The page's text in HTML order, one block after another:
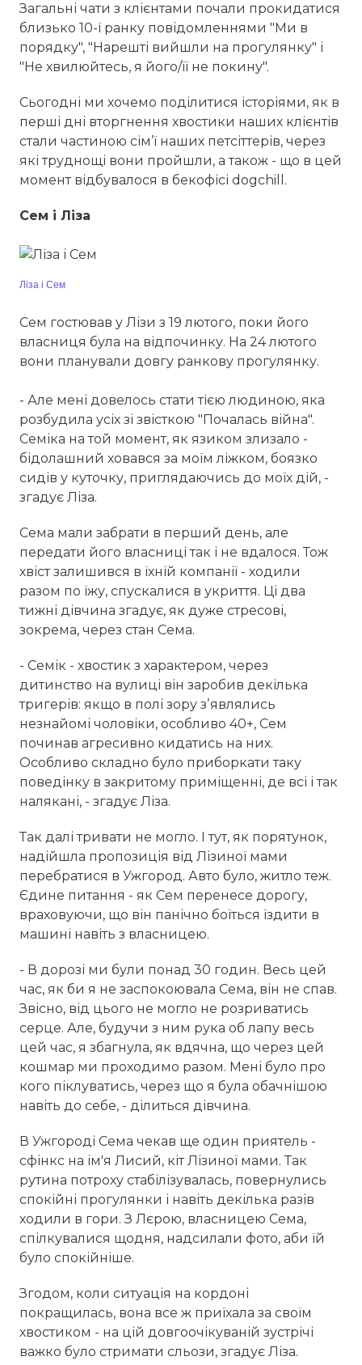
Загальні чати з клієнтами почали прокидатися
близько 10-ї ранку повідомленнями "Ми в
порядку", "Нарешті вийшли на прогулянку" і
"Не хвилюйтесь, я його/її не покину".
Сьогодні ми хочемо поділитися історіями, як в
перші дні вторгнення хвостики наших клієнтів
стали частиною сім’ї наших петсіттерів, через
які труднощі вони пройшли, а також - що в цей
момент відбувалося в бекофісі dogchill.
Сем і Ліза
Ліза і Сем
Сем гостював у Лізи з 19 лютого, поки його
власниця була на відпочинку. На 24 лютого
вони планували довгу ранкову прогулянку.
- Але мені довелось стати тією людиною, яка
розбудила усіх зі звісткою "Почалась війна".
Семіка на той момент, як язиком злизало -
бідолашний ховався за моїм ліжком, боязко
сидів у куточку, приглядаючись до моїх дій, -
згадує Ліза.
Сема мали забрати в перший день, але
передати його власниці так і не вдалося. Тож
хвіст залишився в їхній компанії - ходили
разом по їжу, спускалися в укриття. Ці два
тижні дівчина згадує, як дуже стресові,
зокрема, через стан Сема.
- Семік - хвостик з характером, через
дитинство на вулиці він заробив декілька
тригерів: якщо в полі зору зʼявлялись
незнайомі чоловіки, особливо 40+, Сем
починав агресивно кидатись на них.
Особливо складно було приборкати таку
поведінку в закритому приміщенні, де всі і так
налякані, - згадує Ліза.
Так далі тривати не могло. І тут, як порятунок,
надійшла пропозиція від Лізиної мами
перебратися в Ужгород. Авто було, житло теж.
Єдине питання - як Сем перенесе дорогу,
враховуючи, що він панічно боїться їздити в
машині навіть з власницею.
- В дорозі ми були понад 30 годин. Весь цей
час, як би я не заспокоювала Сема, він не спав.
Звісно, від цього не могло не розриватись
серце. Але, будучи з ним рука об лапу весь
цей час, я збагнула, як вдячна, що через цей
кошмар ми проходимо разом. Мені було про
кого піклуватись, через що я була обачнішою
навіть до себе, - ділиться дівчина.
В Ужгороді Сема чекав ще один приятель -
сфінкс на ім'я Лисий, кіт Лізиної мами. Так
рутина потроху стабілізувалась, повернулись
спокійні прогулянки і навіть декілька разів
ходили в гори. З Лєрою, власницею Сема,
спілкувалися щодня, надсилали фото, аби їй
було спокійніше.
Згодом, коли ситуація на кордоні
покращилась, вона все ж приїхала за своїм
хвостиком - на цій довгоочікуваній зустрічі
важко було стримати сльози, згадує Ліза.